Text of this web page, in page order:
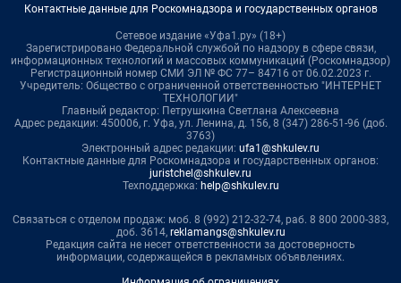
Контактные данные для Роскомнадзора и государственных органов
Сетевое издание «Уфа1.ру» (18+)
Зарегистрировано Федеральной службой по надзору в сфере связи,
информационных технологий и массовых коммуникаций (Роскомнадзор)
Регистрационный номер СМИ ЭЛ № ФС 77– 84716 от 06.02.2023 г.
Учредитель: Общество с ограниченной ответственностью "ИНТЕРНЕТ
ТЕХНОЛОГИИ"
Главный редактор: Петрушкина Светлана Алексеевна
Адрес редакции: 450006, г. Уфа, ул. Ленина, д. 156, 8 (347) 286-51-96 (доб.
3763)
Электронный адрес редакции: ufa1@shkulev.ru
Контактные данные для Роскомнадзора и государственных органов:
juristchel@shkulev.ru
Техподдержка: help@shkulev.ru
Связаться с отделом продаж: моб. 8 (992) 212-32-74, раб. 8 800 2000-383,
доб. 3614, reklamangs@shkulev.ru
Редакция сайта не несет ответственности за достоверность
информации, содержащейся в рекламных объявлениях.